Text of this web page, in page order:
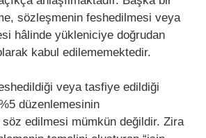
sözleşmenin feshedilmesi veya
hâlinde yükleniciye doğrudan
kabul edilememektedir.
veya tasfiye edildiği
düzenlemesinin
söz edilmesi mümkün değildir. Zira